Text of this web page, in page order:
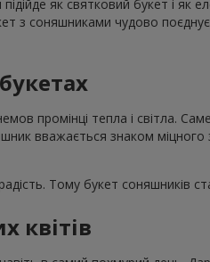
як святковий букет і
з соняшниками чудово
промінці тепла і світла.
вважається знаком
Тому букет соняшників
квітів